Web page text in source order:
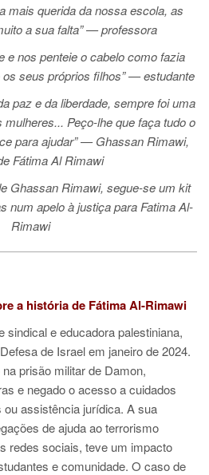
mais querida da nossa escola, as
a sua falta” — professora
e nos penteie o cabelo como fazia
seus próprios filhos” — estudante
paz e da liberdade, sempre foi uma
Peço-lhe que faça tudo o
para ajudar” — Ghassan Rimawi,
Fátima Al Rimawi
Ghassan Rimawi, segue-se um kit
num apelo à justiça para Fatima Al-
Rimawi
a história de Fátima Al-Rimawi
sindical e educadora palestiniana,
de Israel em janeiro de 2024.
prisão militar de Damon,
e negado o acesso a cuidados
assistência jurídica. A sua
de ajuda ao terrorismo
redes sociais, teve um impacto
e comunidade. O caso de